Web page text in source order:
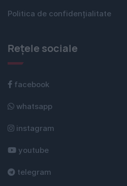
Politica de confidențialitate
Rețele sociale
facebook
whatsapp
instagram
youtube
telegram